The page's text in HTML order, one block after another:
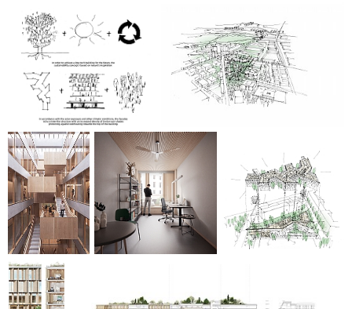
Byggnadens fasad inspireras av den varierande tätheten
hos trädkronor, som en del av en mångfacetterad
hållbarhetsstrategi baserad på enkel teknik, vilket minskar
byggnadens CO2-avtryck och förbättrar komforten för
användarna. Genom att integrera solcellspaneler i fasaden
på en av byggnadens delar kan taket istället användas för
att skapa en generös grön takträdgård som tillsammans
med de gröna innergårdarna understryker ministeriets
miljöambitioner och det positiva bidraget till stadsbilden.